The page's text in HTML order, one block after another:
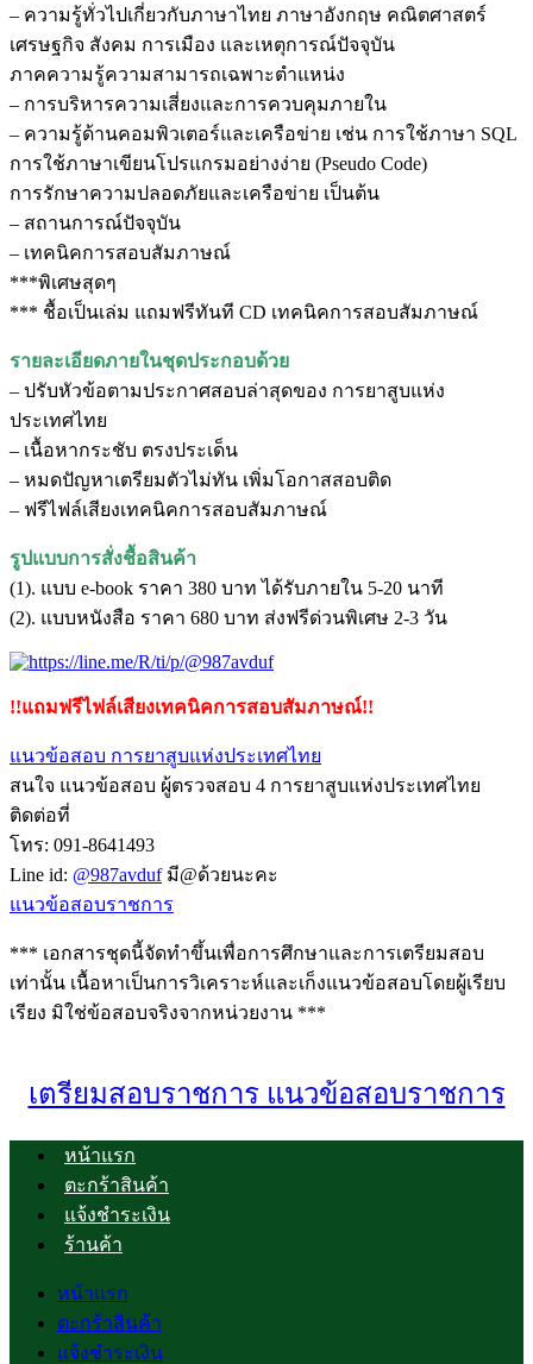
ประเทศไทย
ชิ้น
– ความรู้ทั่วไปเกี่ยวกับภาษาไทย ภาษาอังกฤษ คณิตศาสตร์
เศรษฐกิจ สังคม การเมือง และเหตุการณ์ปัจจุบัน
ภาคความรู้ความสามารถเฉพาะตำแหน่ง
– การบริหารความเสี่ยงและการควบคุมภายใน
– ความรู้ด้านคอมพิวเตอร์และเครือข่าย เช่น การใช้ภาษา SQL
การใช้ภาษาเขียนโปรแกรมอย่างง่าย (Pseudo Code)
การรักษาความปลอดภัยและเครือข่าย เป็นต้น
– สถานการณ์ปัจจุบัน
– เทคนิคการสอบสัมภาษณ์
***พิเศษสุดๆ
*** ชื้อเป็นเล่ม แถมฟรีทันที CD เทคนิคการสอบสัมภาษณ์
รายละเอียดภายในชุดประกอบด้วย
– ปรับหัวข้อตามประกาศสอบล่าสุดของ การยาสูบแห่ง
ประเทศไทย
– เนื้อหากระชับ ตรงประเด็น
– หมดปัญหาเตรียมตัวไม่ทัน เพิ่มโอกาสสอบติด
– ฟรีไฟล์เสียงเทคนิคการสอบสัมภาษณ์
รูปแบบการสั่งชื้อสินค้า
(1). แบบ e-book ราคา 380 บาท ได้รับภายใน 5-20 นาที
(2). แบบหนังสือ ราคา 680 บาท ส่งฟรีด่วนพิเศษ 2-3 วัน
!!แถมฟรีไฟล์เสียงเทคนิคการสอบสัมภาษณ์!!
แนวข้อสอบ การยาสูบแห่งประเทศไทย
สนใจ แนวข้อสอบ ผู้ตรวจสอบ 4 การยาสูบแห่งประเทศไทย
ติดต่อที่
โทร: 091-8641493
Line id: @987avdufมี@ด้วยนะคะ
แนวข้อสอบราชการ
*** เอกสารชุดนี้จัดทำขึ้นเพื่อการศึกษาและการเตรียมสอบ
เท่านั้น เนื้อหาเป็นการวิเคราะห์และเก็งแนวข้อสอบโดยผู้เรียบ
เรียง มิใช่ข้อสอบจริงจากหน่วยงาน ***
เตรียมสอบราชการ แนวข้อสอบราชการ
หน้าแรก
ตะกร้าสินค้า
แจ้งชำระเงิน
ร้านค้า
หน้าแรก
ตะกร้าสินค้า
แจ้งชำระเงิน